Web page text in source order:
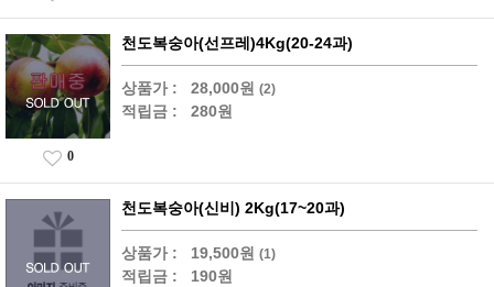
천도복숭아(선프레)4Kg(20-24과)
상품가 : 28,000원 (2)
적립금 : 280원
0
천도복숭아(신비) 2Kg(17~20과)
상품가 : 19,500원 (1)
적립금 : 190원